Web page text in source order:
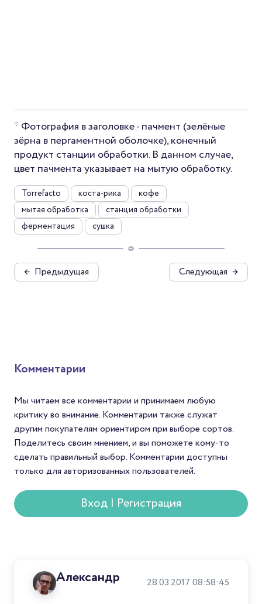
*Фотография в заголовке - пачмент (зелёные
зёрна в пергаментной оболочке), конечный
продукт станции обработки. В данном случае,
цвет пачмента указывает на мытую обработку.
Torrefacto коста-рика
кофе
мытая обработка
станция обработки
ферментация
сушка
← Предыдущая Следующая →
Комментарии
Мы читаем все комментарии и принимаем любую
критику во внимание. Комментарии также служат
другим покупателям ориентиром при выборе сортов.
Поделитесь своим мнением, и вы поможете кому-то
сделать правильный выбор. Комментарии доступны
только для авторизованных пользователей.
Вход | Регистрация
Александр 28.03.2017 08:58:45